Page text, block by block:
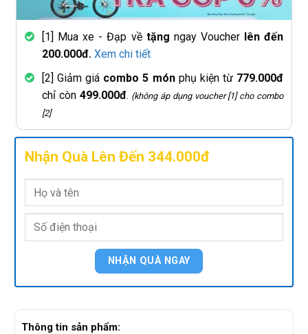
[1] Mua xe - Đạp về tặng ngay Voucher lên đến
200.000đ. Xem chi tiết
[2] Giảm giá combo 5 mónphụ kiện từ 779.000đ
chỉ còn 499.000đ. (không áp dụng voucher [1] cho combo
[2]
Nhận Quà Lên Đến 344.000đ
Thông tin sản phẩm: